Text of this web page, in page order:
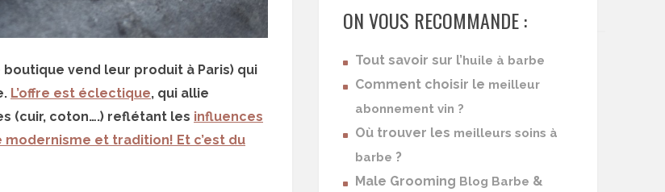
vend leur produit à Paris) qui
L’offre est éclectique, qui allie
(cuir, coton….) reflétant les influences
et tradition! Et c’est du
ON VOUS RECOMMANDE :
Tout savoir sur l’ huile à barbe
Comment choisir le meilleur
abonnement vin ?
Où trouver les meilleurs soins à
barbe ?
Male Grooming Blog Barbe &